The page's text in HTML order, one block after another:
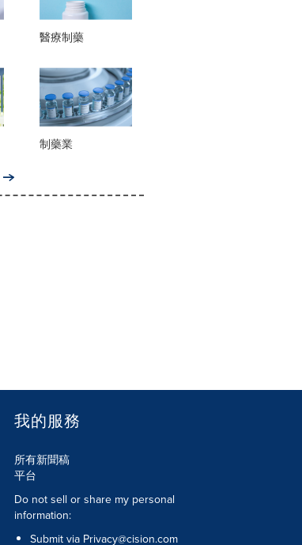
醫療制藥
制藥業
我的服務
所有新聞稿
平台
Do not sell or share my personal
information:
Submit via Privacy@cision.com